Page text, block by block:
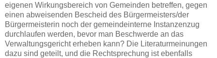
eigenen Wirkungsbereich von Gemeinden betreffen, gegen
einen abweisenden Bescheid des Bürgermeisters/der
Bürgermeisterin noch der gemeindeinterne Instanzenzug
durchlaufen werden, bevor man Beschwerde an das
Verwaltungsgericht erheben kann? Die Literaturmeinungen
dazu sind geteilt, und die Rechtsprechung ist ebenfalls